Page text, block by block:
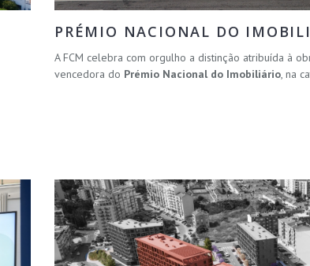
PRÉMIO NACIONAL DO
A FCM celebra com orgulho a distinção atribuída à
vencedora do Prémio Nacional do Imobiliário, na